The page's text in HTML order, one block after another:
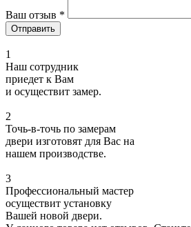
Ваш отзыв *
1
Наш сотрудник
приедет к Вам
и осуществит замер.
2
Точь-в-точь по замерам
двери изготовят для Вас на
нашем производстве.
3
Профессиональный мастер
осуществит установку
Вашей новой двери.